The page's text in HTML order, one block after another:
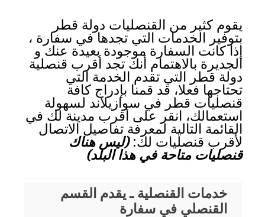
يقوم كثير من القنصليات دولة قطر
بتوفير الخدمات التي تجدها في سفارة ،
إذا كانت السفارة موجودة بعيدة عنك و
الجديرة بالاهتمام أنك تجد أقرب قنصلية
دولة قطر التي تقدم الخدمة التي
تحتاجها فعلا، قد قمنا بإدراج كافة
قنصليات قطر في سوازيلاند لسهولة
استعمالك، انقر على أقرب مدينة لك في
القائمة التالية لمعرفة تفاصيل الاتصال
لأقرب قنصليات لك:(ليس هناك
قنصليات متاحة في هذا البلد)
خدمات القنصلية ـ يقدم القسم
القنصلي في سفارة